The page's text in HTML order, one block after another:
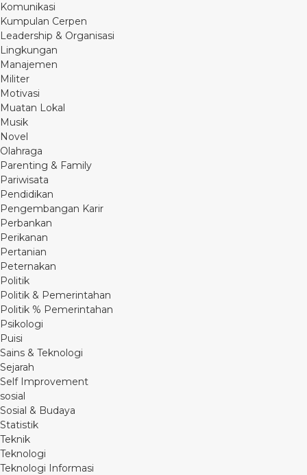
Komunikasi
Kumpulan Cerpen
Leadership & Organisasi
Lingkungan
Manajemen
Militer
Motivasi
Muatan Lokal
Musik
Novel
Olahraga
Parenting & Family
Pariwisata
Pendidikan
Pengembangan Karir
Perbankan
Perikanan
Pertanian
Peternakan
Politik
Politik & Pemerintahan
Politik % Pemerintahan
Psikologi
Puisi
Sains & Teknologi
Sejarah
Self Improvement
sosial
Sosial & Budaya
Statistik
Teknik
Teknologi
Teknologi Informasi